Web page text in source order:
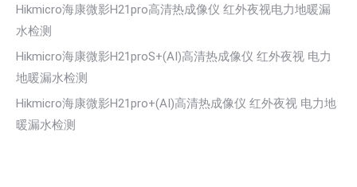
Hikmicro海康微影H21pro高清热成像仪 红外夜视电力地暖漏
水检测
Hikmicro海康微影H21proS+(AI)高清热成像仪 红外夜视 电力
地暖漏水检测
Hikmicro海康微影H21pro+(AI)高清热成像仪 红外夜视 电力地
暖漏水检测